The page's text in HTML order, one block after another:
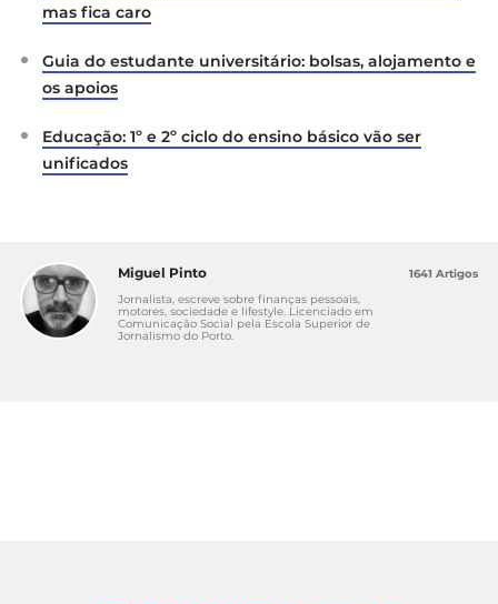
mas fica caro
Guia do estudante universitário: bolsas, alojamento e
os apoios
Educação: 1º e 2º ciclo do ensino básico vão ser
unificados
Miguel Pinto
Jornalista, escreve sobre finanças pessoais,
motores, sociedade e lifestyle. Licenciado em
Comunicação Social pela Escola Superior de
Jornalismo do Porto.
1641 Artigos